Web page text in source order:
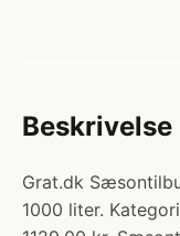
Beskrivelse
Grat.dk
1000 liter.